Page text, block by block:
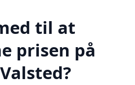
til at
prisen på